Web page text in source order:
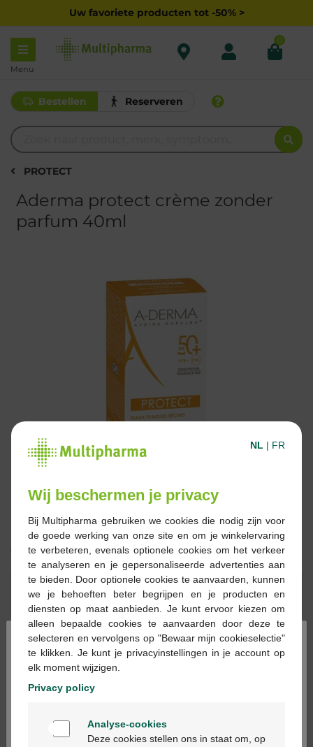
Uw favoriete producten tot -50% >
Menu
0
Bestellen Reserveren
PROTECT
Aderma protect crème zonder
parfum 40ml
€ 18,50
Bestellen Reserveren
Voorraad uitgeput
Op werkdagen vóór 12u besteld, binnen 2
werkdagen geleverd
levering in je Multipharma apotheek
levering thuis vanaf €55
×
Bienvenue
NL | FR
Wij beschermen je privacy
Bij Multipharma gebruiken we cookies die nodig zijn voor
de goede werking van onze site en om je winkelervaring
te verbeteren, evenals optionele cookies om het verkeer
te analyseren en je gepersonaliseerde advertenties aan
te bieden. Door optionele cookies te aanvaarden, kunnen
we je behoeften beter begrijpen en je producten en
diensten op maat aanbieden. Je kunt ervoor kiezen om
alleen bepaalde cookies te aanvaarden door deze te
selecteren en vervolgens op "Bewaar mijn cookieselectie"
te klikken. Je kunt je privacyinstellingen in je account op
elk moment wijzigen.
Privacy policy
Analyse-cookies
Deze cookies stellen ons in staat om, op